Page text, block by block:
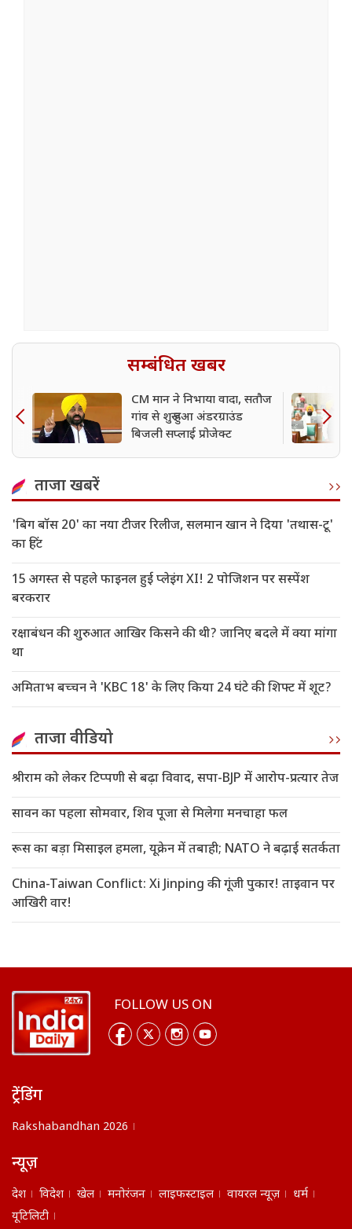
सम्बंधित खबर
CM मान ने निभाया वादा, सतौज
गांव से शुरू हुआ अंडरग्राउंड
बिजली सप्लाई प्रोजेक्ट
ताजा खबरें
'बिग बॉस 20' का नया टीजर रिलीज, सलमान खान ने दिया 'तथास-टू'
का हिंट
15 अगस्त से पहले फाइनल हुई प्लेइंग XI! 2 पोजिशन पर सस्पेंश
बरकरार
रक्षाबंधन की शुरुआत आखिर किसने की थी? जानिए बदले में क्या मांगा
था
अमिताभ बच्चन ने 'KBC 18' के लिए किया 24 घंटे की शिफ्ट में शूट?
ताजा वीडियो
श्रीराम को लेकर टिप्पणी से बढ़ा विवाद, सपा-BJP में आरोप-प्रत्यार तेज
सावन का पहला सोमवार, शिव पूजा से मिलेगा मनचाहा फल
रूस का बड़ा मिसाइल हमला, यूक्रेन में तबाही; NATO ने बढ़ाई सतर्कता
China-Taiwan Conflict: Xi Jinping की गूंजी पुकार! ताइवान पर
आखिरी वार!
FOLLOW US ON
ट्रेंडिंग
Rakshabandhan 2026
न्यूज़
देश विदेश खेल मनोरंजन लाइफस्टाइल वायरल न्यूज़
धर्म
यूटिलिटी